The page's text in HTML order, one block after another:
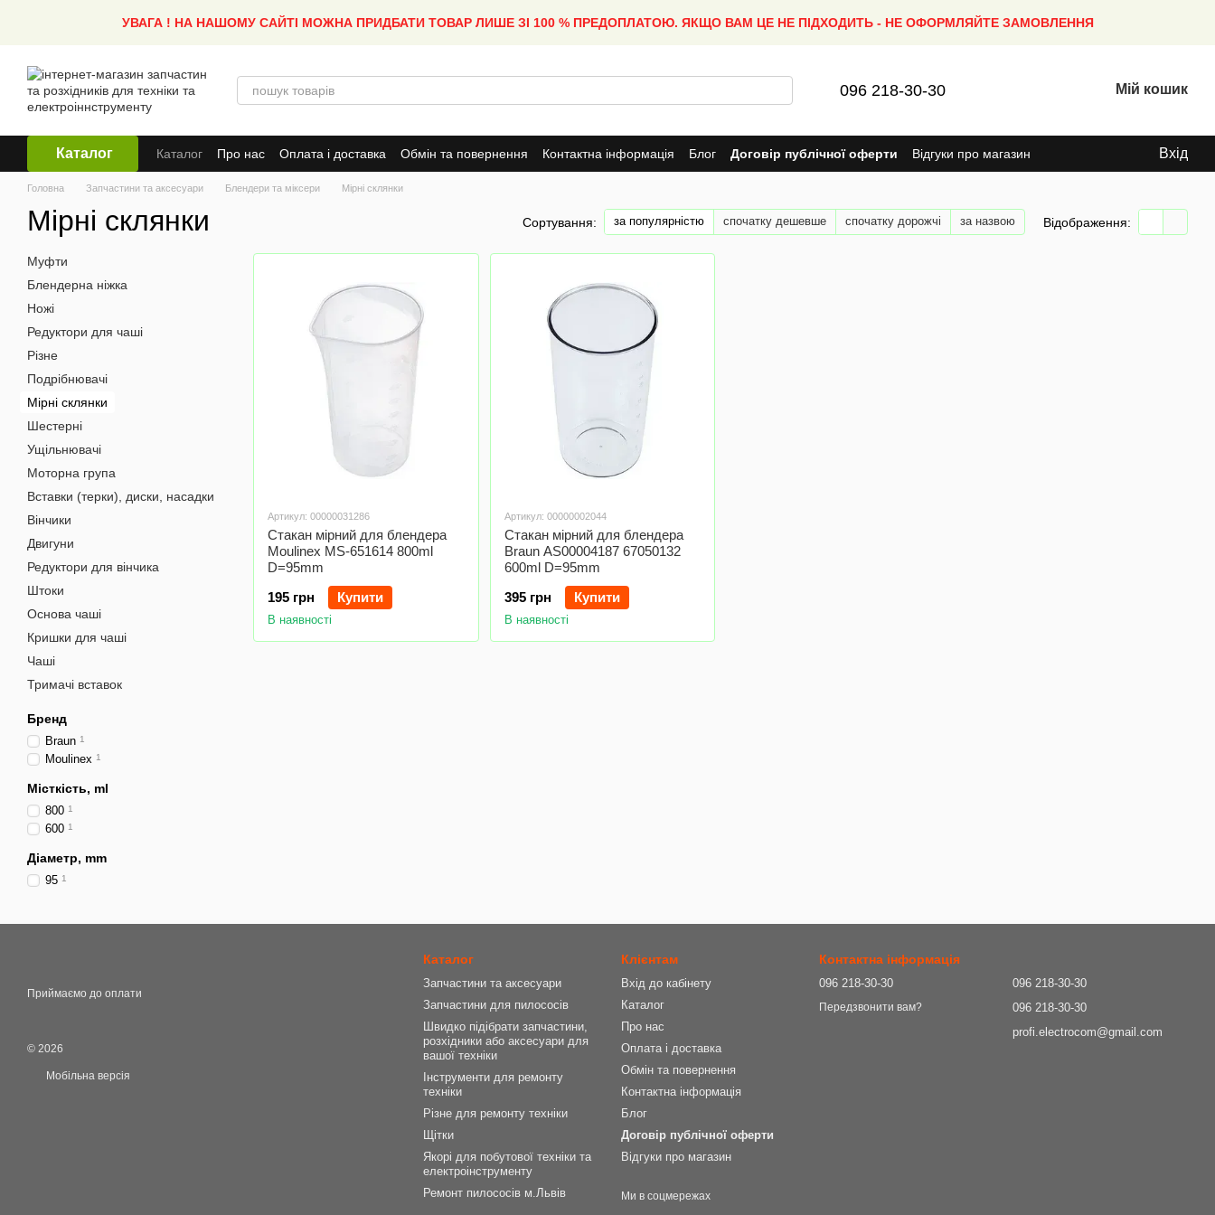
УВАГА ! НА НАШОМУ САЙТІ МОЖНА ПРИДБАТИ ТОВАР ЛИШЕ ЗІ 100 % ПРЕДОПЛАТОЮ. ЯКЩО ВАМ ЦЕ НЕ ПІДХОДИТЬ - НЕ ОФОРМЛЯЙТЕ ЗАМОВЛЕННЯ
096 218-30-30 Мій кошик
Каталог Каталог Про нас Оплата і доставка Обмін та повернення Контактна інформація Блог Договір публічної оферти Відгуки про магазин Вхід
Головна Запчастини та аксесуари Блендери та міксери Мірні склянки
Мірні склянки Сортування: за популярністю спочатку дешевше спочатку дорожчі за назвою Відображення:
Артикул: 00000031286
Стакан мірний для блендера
Moulinex MS-651614 800ml
D=95mm
195 грн
Купити
В наявності
Артикул: 00000002044
Стакан мірний для блендера
Braun AS00004187 67050132
600ml D=95mm
395 грн
Купити
В наявності
Муфти
Блендерна ніжка
Ножі
Редуктори для чаші
Різне
Подрібнювачі
Мірні склянки
Шестерні
Ущільнювачі
Моторна група
Вставки (терки), диски, насадки
Вінчики
Двигуни
Редуктори для вінчика
Штоки
Основа чаші
Кришки для чаші
Чаші
Тримачі вставок
Бренд
Braun 1
Moulinex 1
Місткість, ml
800 1
600 1
Діаметр, mm
95 1
Приймаємо до оплати
© 2026
Мобільна версія
Каталог
Запчастини та аксесуари
Запчастини для пилососів
Швидко підібрати запчастини,
розхідники або аксесуари для
вашої техніки
Інструменти для ремонту
техніки
Різне для ремонту техніки
Щітки
Якорі для побутової техніки та
електроінструменту
Ремонт пилососів м.Львів
Клієнтам
Вхід до кабінету
Каталог
Про нас
Оплата і доставка
Обмін та повернення
Контактна інформація
Блог
Договір публічної оферти
Відгуки про магазин
Ми в соцмережах
Контактна інформація
096 218-30-30
Передзвонити вам?
096 218-30-30
096 218-30-30
profi.electrocom@gmail.com